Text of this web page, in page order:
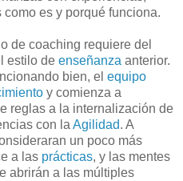
como es y porqué funciona.
de coaching requiere del
estilo de enseñanza anterior.
bien, el equipo
y comienza a
reglas a la internalización de
con laAgilidad. A
un poco más
a las prácticas, y las mentes
abrirán a las múltiples